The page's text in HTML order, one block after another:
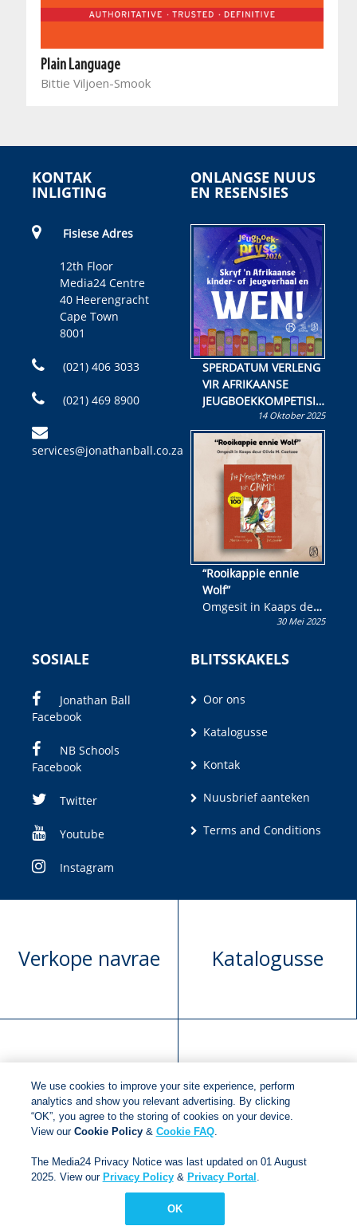
Plain Language
Bittie Viljoen-Smook
KONTAK
INLIGTING
Fisiese Adres
12th Floor
Media24 Centre
40 Heerengracht
Cape Town
8001
(021) 406 3033
(021) 469 8900
services@jonathanball.co.za
ONLANGSE NUUS
EN RESENSIES
SPERDATUM VERLENG
VIR AFRIKAANSE
JEUGBOEKKOMPETISIE
Skryf ’n jeugboek of
kinderboek en staan ’n
kans om R50 000 te
wen!
14 Oktober 2025
“Rooikappie ennie
Wolf”
Omgesit in Kaaps deur
Olivia M. Coetzee30 Mei 2025
SOSIALE
Jonathan Ball
Facebook
NB Schools
Facebook
Twitter
Youtube
Instagram
BLITSSKAKELS
Oor ons
Katalogusse
Kontak
Nuusbrief aanteken
Terms and Conditions
Verkope navrae Katalogusse
Manuskrip
voorlegging
Versoek boekregte
Copyright © 2018 Jonathan Ball Publishers .
All rights
reserved.
Developed By:Netgen Custom Software
We use cookies to improve your site experience, perform
analytics and show you relevant advertising. By clicking
“OK”, you agree to the storing of cookies on your device.
View our Cookie Policy& Cookie FAQ.
The Media24 Privacy Notice was last updated on 01 August
2025. View our Privacy Policy& Privacy Portal .
OK